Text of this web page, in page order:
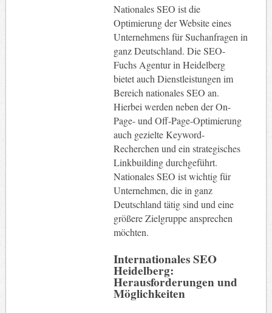
Nationales SEO ist die
Optimierung der Website eines
Unternehmens für Suchanfragen in
ganz Deutschland. Die SEO-
Fuchs Agentur in Heidelberg
bietet auch Dienstleistungen im
Bereich nationales SEO an.
Hierbei werden neben der On-
Page- und Off-Page-Optimierung
auch gezielte Keyword-
Recherchen und ein strategisches
Linkbuilding durchgeführt.
Nationales SEO ist wichtig für
Unternehmen, die in ganz
Deutschland tätig sind und eine
größere Zielgruppe ansprechen
möchten.
Internationales SEO
Heidelberg:
Herausforderungen und
Möglichkeiten